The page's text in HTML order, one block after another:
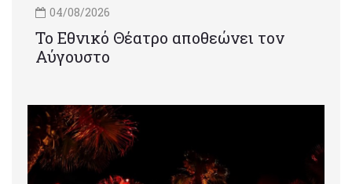
04/08/2026
Το Εθνικό Θέατρο αποθεώνει τον
Αύγουστο